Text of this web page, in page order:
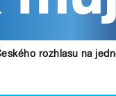
rozhlasu na